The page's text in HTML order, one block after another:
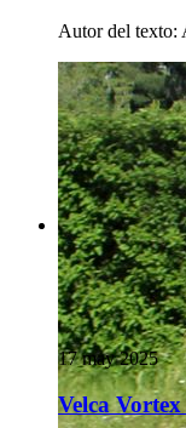
Autor del texto:
17 may 2025
Velca